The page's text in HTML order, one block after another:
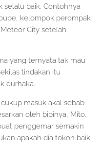
selalu baik. Contohnya
kelompok perompak
City setelah
yang ternyata tak mau
tindakan itu
durhaka.
masuk akal sebab
oleh bibinya, Mito.
penggemar semakin
apakah dia tokoh baik